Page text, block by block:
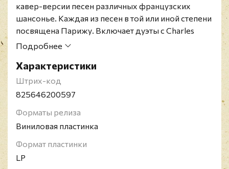
кавер-версии песен различных французских
шансонье. Каждая из песен в той или иной степени
посвящена Парижу. Включает дуэты с Charles
Aznavour и Nikki Yanofski. Кроме того, на альбоме
ZAZ ("Dans Mon Paris (Swing Manouche Version)" и
"Paris, L'aprés-Midi").
ZAZ (Isabelle Geffroy) - певица из Франции,
своем творчестве певица сочетает шансон,
эстрадную песню, фолк, джаз, акустическую
музыку. ZAZ обладает необычным голосом
похожим на Фреэль и Пиаф.
Подробнее
Характеристики
Штрих-код
825646200597
Форматы релиза
Виниловая пластинка
Формат пластинки
LP